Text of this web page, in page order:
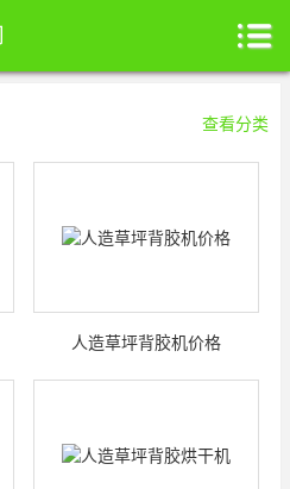
查看分类
人造草坪背胶机价格